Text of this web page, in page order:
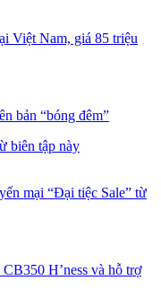
Việt Nam, giá 85 triệu
bản “bóng đêm”
biên tập này
mại “Đại tiệc Sale” từ
H’ness và hỗ trợ